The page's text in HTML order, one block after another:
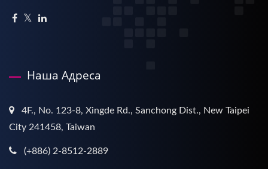
Наша Адреса
4F., No. 123-8, Xingde Rd., Sanchong Dist., New Taipei
City 241458, Taiwan
(+886) 2-8512-2889